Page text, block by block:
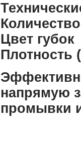
Цвет
напрямую
промывки